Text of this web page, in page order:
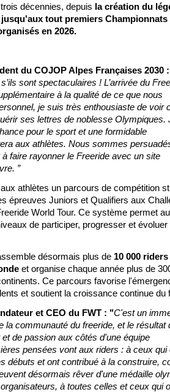
décennies, depuis la création du
jusqu'aux tout premiers Championnats
en 2026.
du COJOP Alpes Françaises 2030
sont spectaculaires ! L’arrivée du
à la qualité de ce que nous
je suis très enthousiaste de voir
ses lettres de noblesse Olympiques.
pour le sport et une formidable
aux athlètes. Nous sommes
faire rayonner le Freeride avec un site
”
athlètes un parcours de compétition
épreuves Juniors et Qualifiers aux
World Tour. Ce système permet
de participer, progresser et évoluer
désormais plus de 10 000 riders
et organise chaque année plus de
Ce parcours favorise
et soutient la croissance continue du
et CEO du FWT : "C'est un
la communauté du freeride, et le résultat
de passion aux côtés d'une équipe
pensées vont aux riders : à ceux qui
débuts et ont contribué à la construire,
désormais rêver d'une médaille
à toutes celles et ceux qui